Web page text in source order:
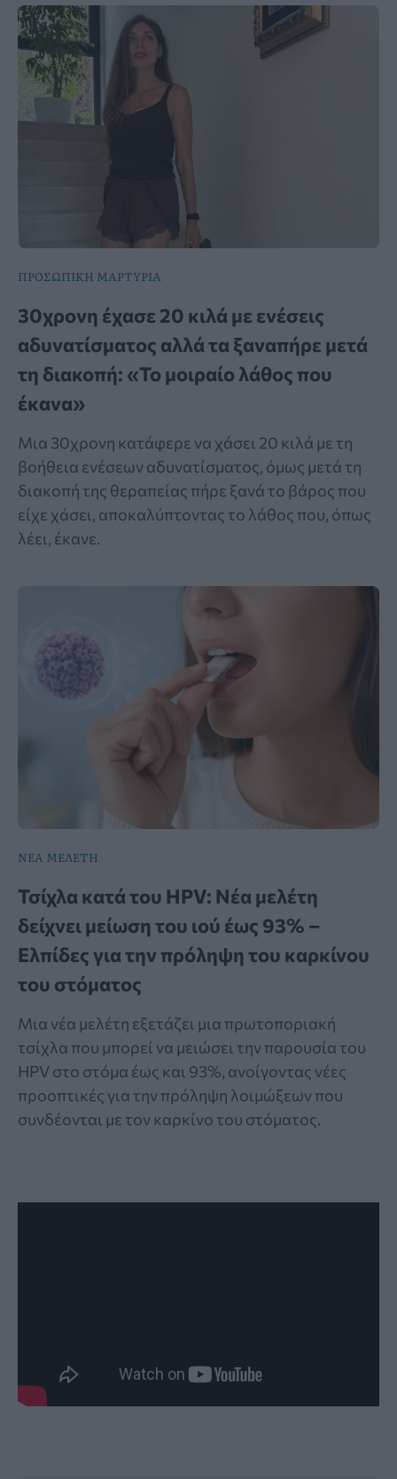
ΠΡΟΣΩΠΙΚΗ ΜΑΡΤΥΡΙΑ
30χρονη έχασε 20 κιλά με ενέσεις
αδυνατίσματος αλλά τα ξαναπήρε μετά
τη διακοπή: «Το μοιραίο λάθος που
έκανα»
Μια 30χρονη κατάφερε να χάσει 20 κιλά με τη
βοήθεια ενέσεων αδυνατίσματος, όμως μετά τη
διακοπή της θεραπείας πήρε ξανά το βάρος που
είχε χάσει, αποκαλύπτοντας το λάθος που, όπως
λέει, έκανε.
ΝΕΑ ΜΕΛΕΤΗ
Τσίχλα κατά του HPV: Νέα μελέτη
δείχνει μείωση του ιού έως 93% –
Ελπίδες για την πρόληψη του καρκίνου
του στόματος
Μια νέα μελέτη εξετάζει μια πρωτοποριακή
τσίχλα που μπορεί να μειώσει την παρουσία του
HPV στο στόμα έως και 93%, ανοίγοντας νέες
προοπτικές για την πρόληψη λοιμώξεων που
συνδέονται με τον καρκίνο του στόματος.